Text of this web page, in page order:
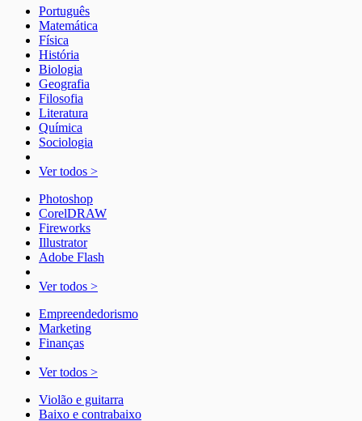
Português
Matemática
Física
História
Biologia
Geografia
Filosofia
Literatura
Química
Sociologia
Ver todos >
Photoshop
CorelDRAW
Fireworks
Illustrator
Adobe Flash
Ver todos >
Empreendedorismo
Marketing
Finanças
Ver todos >
Violão e guitarra
Baixo e contrabaixo